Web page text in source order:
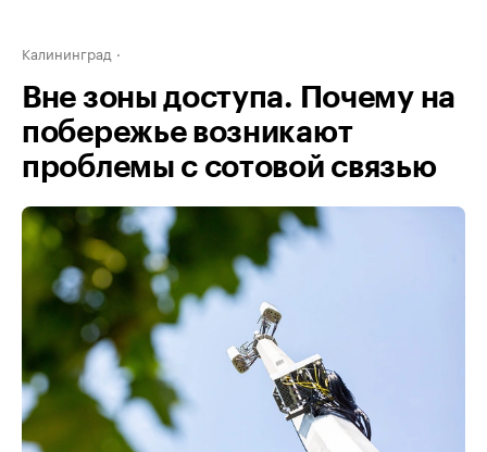
Калининград
Вне зоны доступа. Почему на
побережье возникают
проблемы с сотовой связью